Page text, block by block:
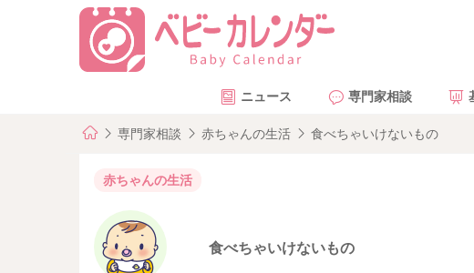
ニュース 専門家相談
専門家相談 赤ちゃんの生活 食べちゃいけないもの
赤ちゃんの生活
食べちゃいけないもの